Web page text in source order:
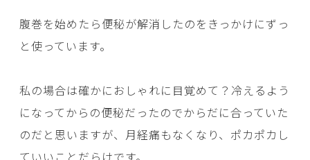
腹巻を始めたら便秘が解消したのをきっかけにずっ
と使っています。
私の場合は確かにおしゃれに目覚めて？冷えるよう
になってからの便秘だったのでからだに合っていた
のだと思いますが、月経痛もなくなり、ポカポカし
ていいことだらけです。